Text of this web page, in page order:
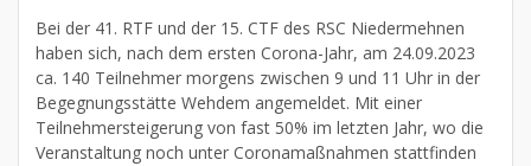
Bei der 41. RTF und der 15. CTF des RSC Niedermehnen
haben sich, nach dem ersten Corona-Jahr, am 24.09.2023
ca. 140 Teilnehmer morgens zwischen 9 und 11 Uhr in der
Begegnungsstätte Wehdem angemeldet. Mit einer
Teilnehmersteigerung von fast 50% im letzten Jahr, wo die
Veranstaltung noch unter Coronamaßnahmen stattfinden